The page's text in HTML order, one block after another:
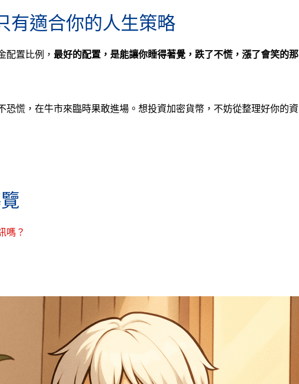
有適合你的人生策略
配置比例， 最好的配置，是能讓你睡得著覺，跌了不慌，漲了會笑的那
恐慌，在牛市來臨時果敢進場。想投資加密貨幣，不妨從整理好你的資
嗎？